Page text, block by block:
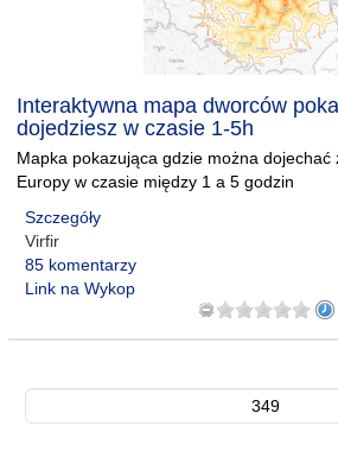
Interaktywna mapa dworców
dojedziesz w czasie 1-5h
Mapka pokazująca gdzie można dojechać
Europy w czasie między 1 a 5 godzin
Szczegóły
Virfir
85 komentarzy
Link na Wykop
349